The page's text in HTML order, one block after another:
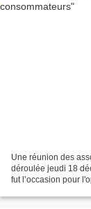
Une réunion des
déroulée jeudi 18
fut l’occasion pour